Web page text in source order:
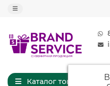
Каталог товаров